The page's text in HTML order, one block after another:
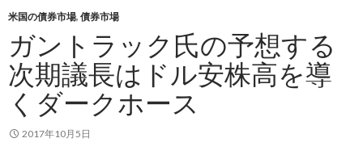
米国の債券市場, 債券市場
ガントラック氏の予想する
次期議長はドル安株高を導
くダークホース
2017年10月5日